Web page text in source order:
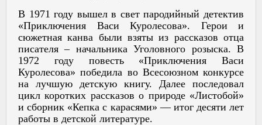
В 1971 году вышел в свет пародийный детектив
«Приключения Васи Куролесова». Герои и
сюжетная канва были взяты из рассказов отца
писателя – начальника Уголовного розыска. В
1972 году повесть «Приключения Васи
Куролесова» победила во Всесоюзном конкурсе
на лучшую детскую книгу. Далее последовал
цикл коротких рассказов о природе «Листобой»
и сборник «Кепка с карасями» — итог десяти лет
работы в детской литературе.